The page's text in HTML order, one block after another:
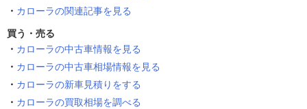
カローラの関連記事を見る
買う・売る
カローラの中古車情報を見る
カローラの中古車相場情報を見る
カローラの新車見積りをする
カローラの買取相場を調べる